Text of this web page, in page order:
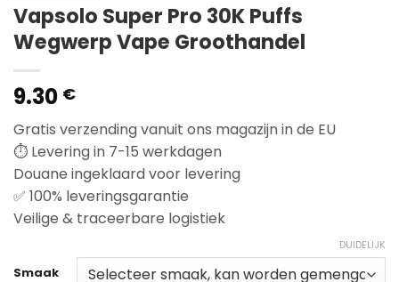
Vapsolo Super Pro 30K Puffs
Wegwerp Vape Groothandel
9.30 €
Gratis verzending vanuit ons magazijn in de EU
⏱️ Levering in 7-15 werkdagen
Douane ingeklaard voor levering
✅ 100% leveringsgarantie
Veilige & traceerbare logistiek
Smaak
DUIDELIJK